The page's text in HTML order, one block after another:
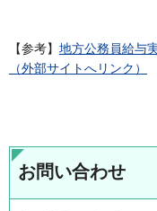
【参考】 地方公務員給与
（外部サイトへリンク）
お問い合わせ